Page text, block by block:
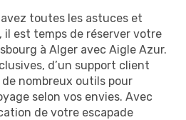
toutes les astuces et
est temps de réserver votre
à Alger avec Aigle Azur.
d’un support client
nombreux outils pour
selon vos envies. Avec
de votre escapade